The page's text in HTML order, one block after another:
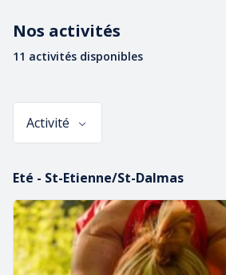
Accueil
L’équipe
Evénements
Tarifs & Contact
Sélectionner une page
Guides diplômés d’état
Choisir un professionnel de la
sécurité et le choix de ne plus
Qui sommes nous
Nos activités
11 activités disponibles
Eté - St-Etienne/St-Dalmas
Activité